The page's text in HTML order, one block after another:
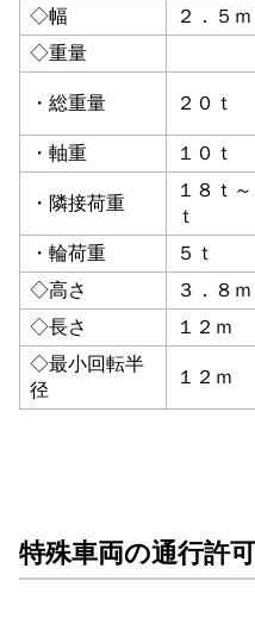
◇幅
２．５ｍ
◇重量
・総重量 ２０ｔ
・軸重
１０ｔ
・隣接荷重
１８ｔ
ｔ
・輪荷重
５ｔ
◇高さ
３．８ｍ
◇長さ
１２ｍ
◇最小回転半
径
１２ｍ
特殊車両の通行許